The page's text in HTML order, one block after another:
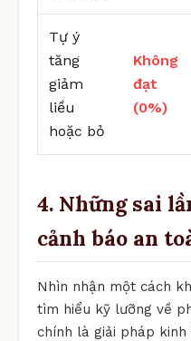
Tự ý
tăng
giảm
liều
hoặc bỏ
Không
đạt
(0%)
4. Những sai
cảnh báo an
Nhìn nhận một cách
tìm hiểu kỹ lưỡng về
chính là giải pháp